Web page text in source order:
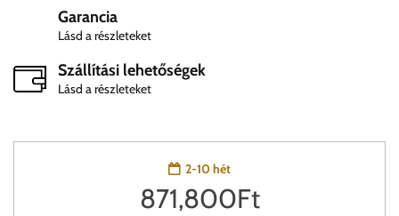
Garancia
Lásd a részleteket
Szállítási lehetőségek
Lásd a részleteket
2-10 hét
871,800Ft